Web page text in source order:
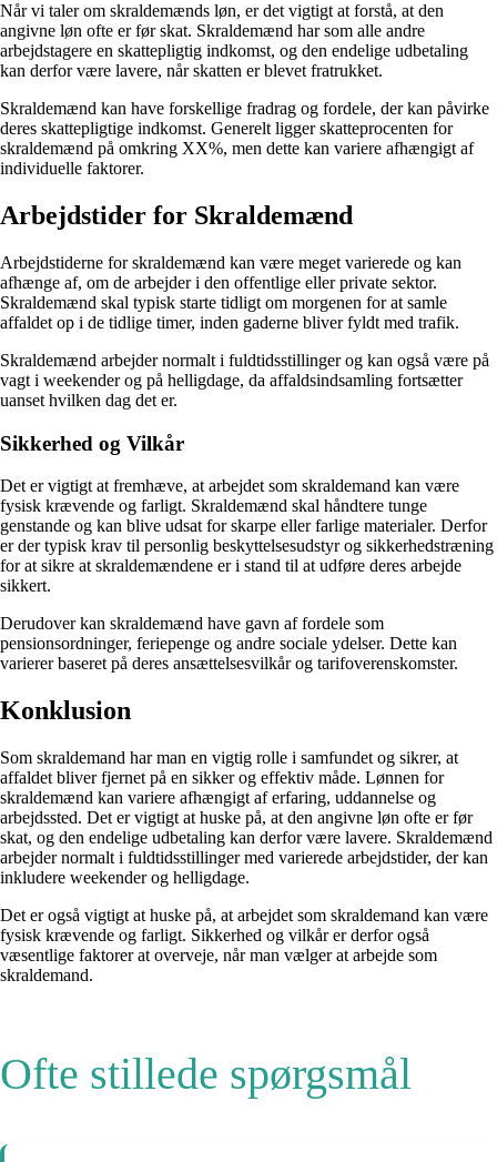
Når vi taler om skraldemænds løn, er det vigtigt at forstå, at den
angivne løn ofte er før skat. Skraldemænd har som alle andre
arbejdstagere en skattepligtig indkomst, og den endelige udbetaling
kan derfor være lavere, når skatten er blevet fratrukket.
Skraldemænd kan have forskellige fradrag og fordele, der kan påvirke
deres skattepligtige indkomst. Generelt ligger skatteprocenten for
skraldemænd på omkring XX%, men dette kan variere afhængigt af
individuelle faktorer.
Arbejdstider for Skraldemænd
Arbejdstiderne for skraldemænd kan være meget varierede og kan
afhænge af, om de arbejder i den offentlige eller private sektor.
Skraldemænd skal typisk starte tidligt om morgenen for at samle
affaldet op i de tidlige timer, inden gaderne bliver fyldt med trafik.
Skraldemænd arbejder normalt i fuldtidsstillinger og kan også være på
vagt i weekender og på helligdage, da affaldsindsamling fortsætter
uanset hvilken dag det er.
Sikkerhed og Vilkår
Det er vigtigt at fremhæve, at arbejdet som skraldemand kan være
fysisk krævende og farligt. Skraldemænd skal håndtere tunge
genstande og kan blive udsat for skarpe eller farlige materialer. Derfor
er der typisk krav til personlig beskyttelsesudstyr og sikkerhedstræning
for at sikre at skraldemændene er i stand til at udføre deres arbejde
sikkert.
Derudover kan skraldemænd have gavn af fordele som
pensionsordninger, feriepenge og andre sociale ydelser. Dette kan
varierer baseret på deres ansættelsesvilkår og tarifoverenskomster.
Konklusion
Som skraldemand har man en vigtig rolle i samfundet og sikrer, at
affaldet bliver fjernet på en sikker og effektiv måde. Lønnen for
skraldemænd kan variere afhængigt af erfaring, uddannelse og
arbejdssted. Det er vigtigt at huske på, at den angivne løn ofte er før
skat, og den endelige udbetaling kan derfor være lavere. Skraldemænd
arbejder normalt i fuldtidsstillinger med varierede arbejdstider, der kan
inkludere weekender og helligdage.
Det er også vigtigt at huske på, at arbejdet som skraldemand kan være
fysisk krævende og farligt. Sikkerhed og vilkår er derfor også
væsentlige faktorer at overveje, når man vælger at arbejde som
skraldemand.
Ofte stillede spørgsmål